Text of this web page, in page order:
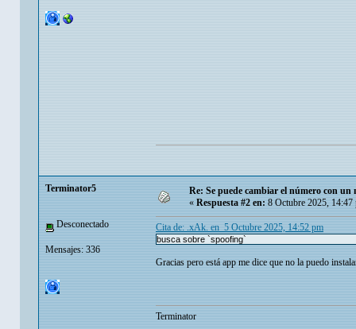
Terminator5
Desconectado
Mensajes: 336
Re: Se puede cambiar el número con un
«Respuesta #2 en:8 Octubre 2025, 14:47
Cita de: .xAk. en 5 Octubre 2025, 14:52 pm
busca sobre `spoofing`
Gracias pero está app me dice que no la puedo
Terminator